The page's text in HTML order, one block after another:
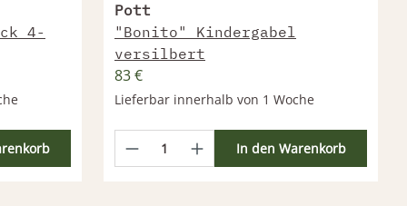
4-
Pott
"Bonito" Kindergabel
versilbert
83 €
Lieferbar innerhalb von 1 Woche
In den Warenkorb